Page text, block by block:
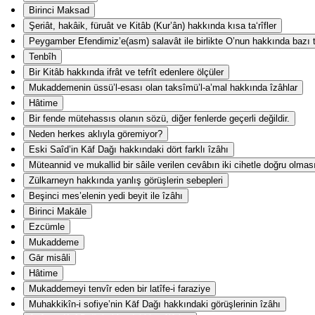
Birinci Maksad
Şeriât, hakâik, füruât ve Kitâb (Kur’ân) hakkında kısa ta‘rîfler
Peygamber Efendimiz’e(asm) salavât ile birlikte O’nun hakkında bazı
Tenbîh
Bir Kitâb hakkında ifrât ve tefrît edenlere ölçüler
Mukaddemenin üssü’l-esası olan taksîmü’l-a’mal hakkında îzâhlar
Hâtime
Bir fende mütehassıs olanın sözü, diğer fenlerde geçerli değildir.
Neden herkes aklıyla göremiyor?
Eski Saîd’in Kāf Dağı hakkındaki dört farklı îzâhı
Müteannid ve mukallid bir sâile verilen cevâbın iki cihetle doğru olması
Zülkarneyn hakkında yanlış görüşlerin sebepleri
Beşinci mes’elenin yedi beyit ile îzâhı
Birinci Makāle
Ezcümle
Mukaddeme
Gār misâli
Hâtime
Mukaddemeyi tenvîr eden bir latîfe-i faraziye
Muhakkikîn-i sofiye’nin Kāf Dağı hakkındaki görüşlerinin îzâhı